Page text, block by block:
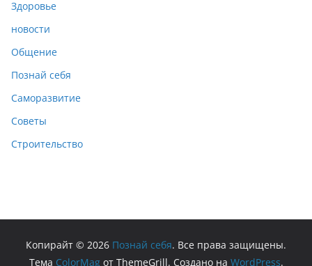
Здоровье
новости
Общение
Познай себя
Саморазвитие
Советы
Строительство
Копирайт © 2026 Познай себя. Все права защищены.
Тема ColorMagот ThemeGrill. Создано на WordPress.